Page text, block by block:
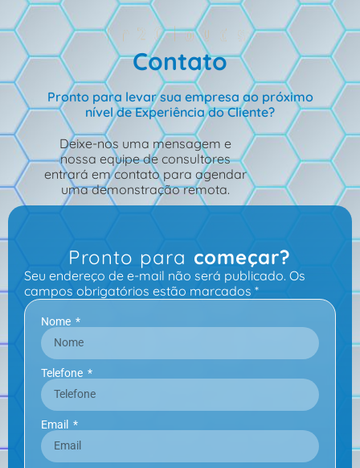
Pronto para começar?
Seu endereço de e-mail não será publicado. Os
campos obrigatórios estão marcados *
Nome
Telefone
Email
In2Clouds
Contato
Pronto para levar sua empresa ao próximo
nível de Experiência do Cliente?
Deixe-nos uma mensagem e
nossa equipe de consultores
entrará em contato para agendar
uma demonstração remota.